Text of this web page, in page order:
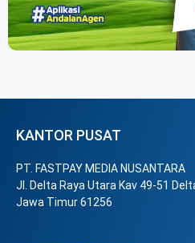
KANTOR PUSAT
PT. FASTPAY MEDIA NUSANTARA
Jl. Delta Raya Utara Kav 49-51
Jawa Timur 61256